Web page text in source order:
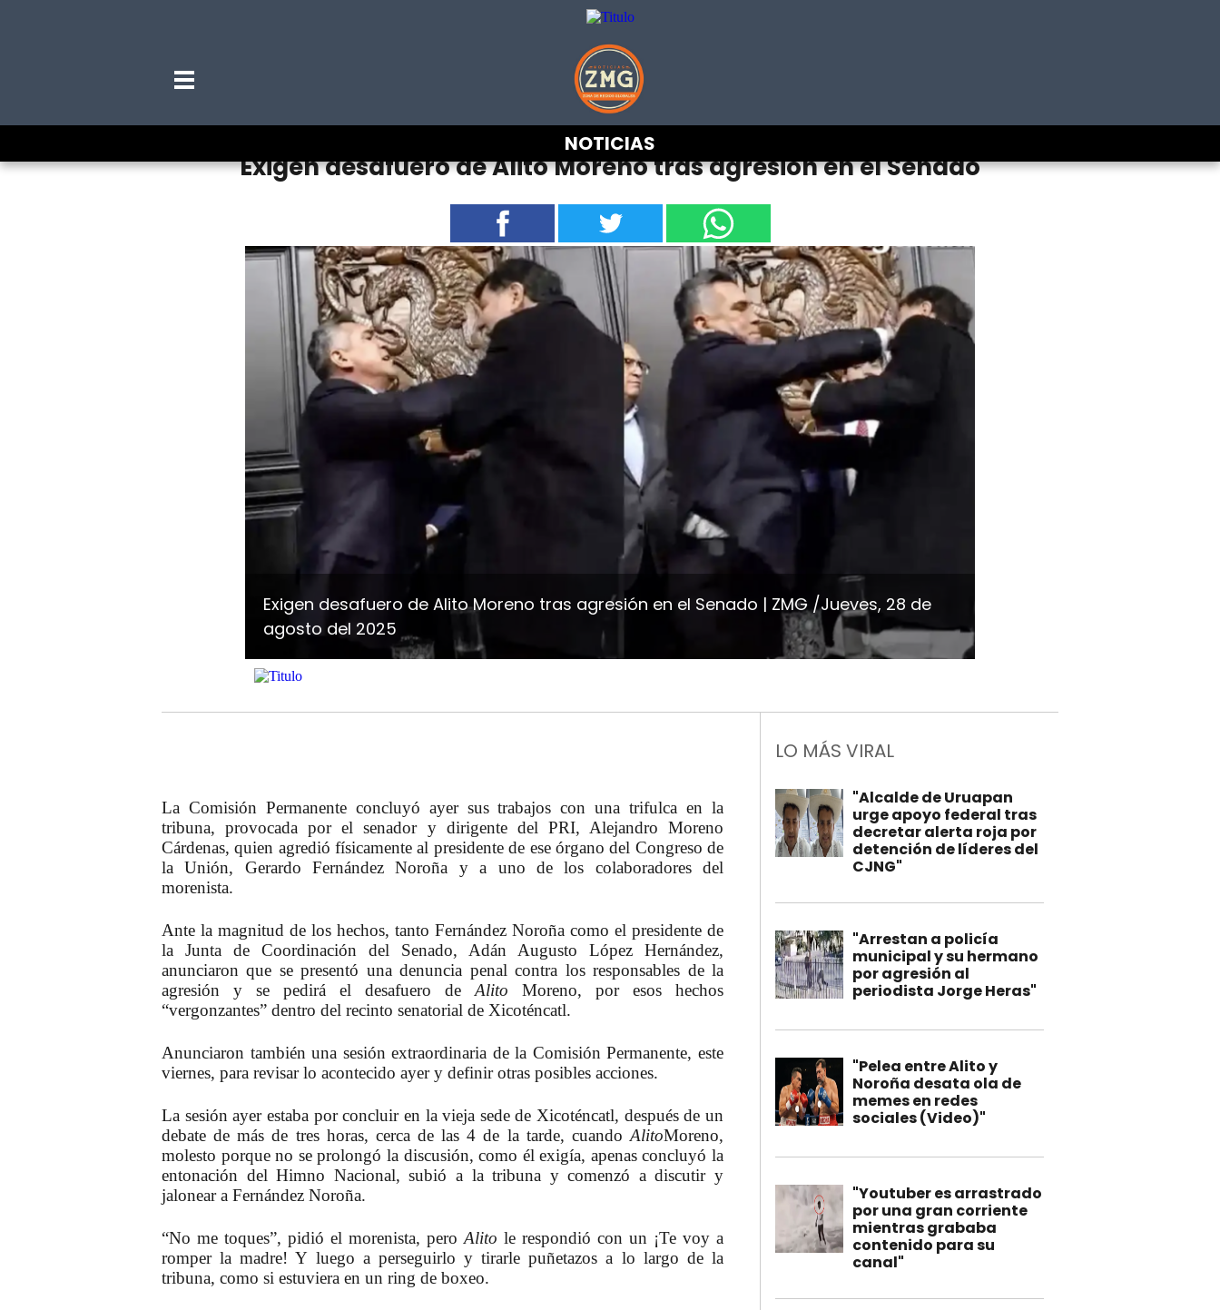
NOTICIAS
Exigen desafuero de Alito Moreno tras agresión en el Senado
Exigen desafuero de Alito Moreno tras agresión en el Senado
ZMG /Jueves, 28 de
agosto del 2025
La Comisión Permanente concluyó ayer sus trabajos con una trifulca en la
tribuna, provocada por el senador y dirigente del PRI, Alejandro Moreno
Cárdenas, quien agredió físicamente al presidente de ese órgano del Congreso de
la Unión, Gerardo Fernández Noroña y a uno de los colaboradores del
morenista.
Ante la magnitud de los hechos, tanto Fernández Noroña como el presidente de
la Junta de Coordinación del Senado, Adán Augusto López Hernández,
anunciaron que se presentó una denuncia penal contra los responsables de la
agresión y se pedirá el desafuero de Alito Moreno, por esos hechos
“vergonzantes” dentro del recinto senatorial de Xicoténcatl.
Anunciaron también una sesión extraordinaria de la Comisión Permanente, este
viernes, para revisar lo acontecido ayer y definir otras posibles acciones.
La sesión ayer estaba por concluir en la vieja sede de Xicoténcatl, después de un
debate de más de tres horas, cerca de las 4 de la tarde, cuando AlitoMoreno,
molesto porque no se prolongó la discusión, como él exigía, apenas concluyó la
entonación del Himno Nacional, subió a la tribuna y comenzó a discutir y
jalonear a Fernández Noroña.
“No me toques”, pidió el morenista, pero Alito le respondió con un ¡Te voy a
romper la madre! Y luego a perseguirlo y tirarle puñetazos a lo largo de la
tribuna, como si estuviera en un ring de boxeo.
LO MÁS VIRAL
"Alcalde de Uruapan
urge apoyo federal tras
decretar alerta roja por
detención de líderes del
CJNG"
"Arrestan a policía
municipal y su hermano
por agresión al
periodista Jorge Heras"
"Pelea entre Alito y
Noroña desata ola de
memes en redes
sociales (Video)"
"Youtuber es arrastrado
por una gran corriente
mientras grababa
contenido para su
canal"